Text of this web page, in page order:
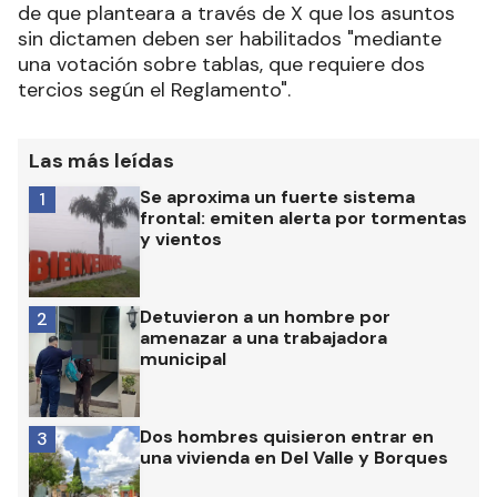
de que planteara a través de X que los asuntos
sin dictamen deben ser habilitados "mediante
una votación sobre tablas, que requiere dos
tercios según el Reglamento".
Las más leídas
Se aproxima un fuerte sistema
frontal: emiten alerta por tormentas
y vientos
1
Detuvieron a un hombre por
amenazar a una trabajadora
municipal
2
Dos hombres quisieron entrar en
una vivienda en Del Valle y Borques
3